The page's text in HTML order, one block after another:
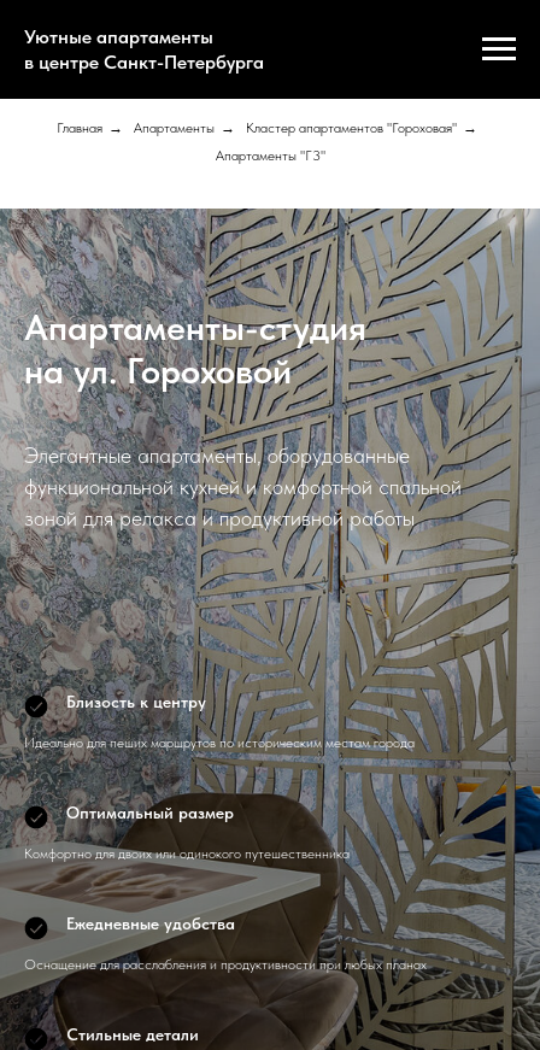
Уютные апартаменты
в центре Санкт-Петербурга
Главная → Апартаменты → Кластер апартаментов "Гороховая" →
Апартаменты "Г3"
Апартаменты-студия
на ул. Гороховой
Элегантные апартаменты, оборудованные
функциональной кухней и комфортной спальной
зоной для релакса и продуктивной работы
Близость к центру
Идеально для пеших маршрутов по историческим местам города
Оптимальный размер
Комфортно для двоих или одинокого путешественника
Ежедневные удобства
Оснащение для расслабления и продуктивности при любых планах
Стильные детали